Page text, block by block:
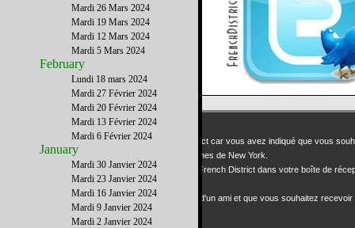
- Vous recevez la newsletter du French District car vous avez indiqué que vous
l'actualité du site de référence des francophones de New York.
- Pour être certain de recevoir les emails du French District dans votre boîte de
carnet d'adresses.
- Si vous recevez cette newsletter de la part d'un ami et que vous souhaitez
www.FrenchDistrict.comgratuitement.
Mardi 26 Mars 2024
Mardi 19 Mars 2024
Mardi 12 Mars 2024
Mardi 5 Mars 2024
February
Lundi 18 mars 2024
Mardi 27 Février 2024
Mardi 20 Février 2024
Mardi 13 Février 2024
Mardi 6 Février 2024
January
Mardi 30 Janvier 2024
Mardi 23 Janvier 2024
Mardi 16 Janvier 2024
Mardi 9 Janvier 2024
Mardi 2 Janvier 2024